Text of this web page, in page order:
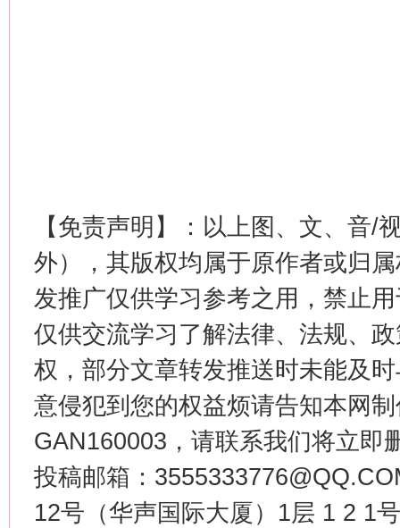
【免责声明】：以上图、文、音/
外），其版权均属于原作者或归
发推广仅供学习参考之用，禁止
仅供交流学习了解法律、法规、
权，部分文章转发推送时未能及
意侵犯到您的权益烦请告知本网
GAN160003，请联系我们将立即
投稿邮箱：
12号（华声国际大厦）1层 1 2 1